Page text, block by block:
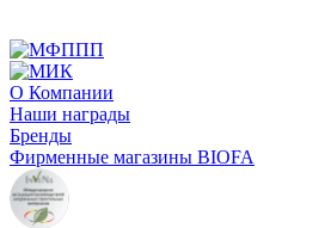
О Компании
Наши награды
Бренды
Фирменные магазины BIOFA